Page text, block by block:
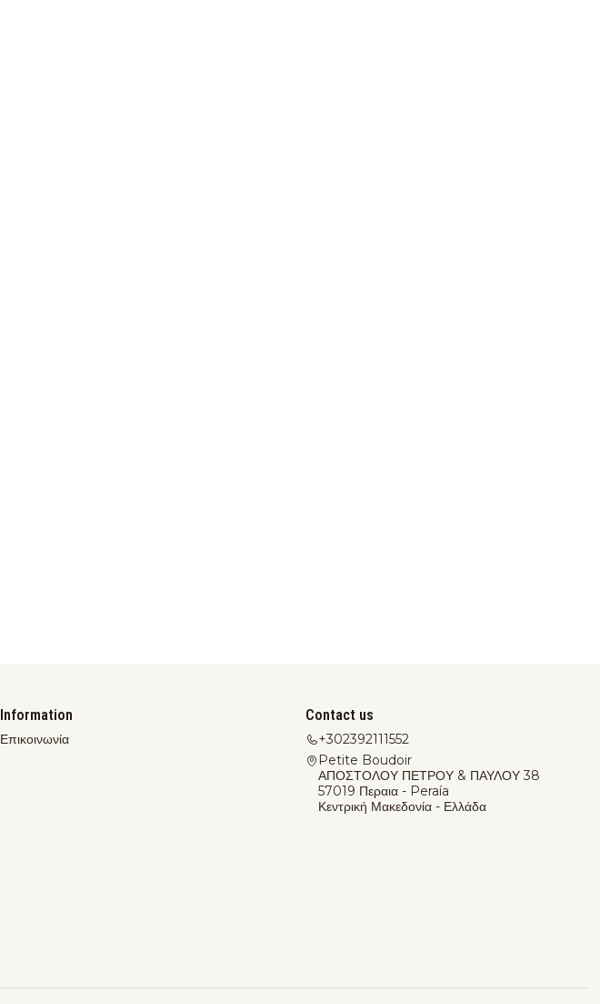
Information
Επικοινωνία
Contact us
+302392111552
Petite Boudoir
ΑΠΟΣΤΟΛΟΥ ΠΕΤΡΟΥ & ΠΑΥΛΟΥ 38
57019 Περαια - Peraía
Κεντρική Μακεδονία - Ελλάδα